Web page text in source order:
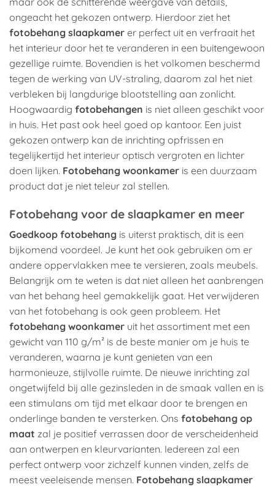
ongeacht het gekozen ontwerp. Hierdoor ziet het
fotobehang slaapkamer er perfect uit en verfraait het
het interieur door het te veranderen in een buitengewoon
gezellige ruimte. Bovendien is het volkomen beschermd
tegen de werking van UV-straling, daarom zal het niet
verbleken bij langdurige blootstelling aan zonlicht.
Hoogwaardig fotobehangen is niet alleen geschikt voor
in huis. Het past ook heel goed op kantoor. Een juist
gekozen ontwerp kan de inrichting opfrissen en
tegelijkertijd het interieur optisch vergroten en lichter
doen lijken. Fotobehang woonkamer is een duurzaam
product dat je niet teleur zal stellen.
Fotobehang voor de slaapkamer en meer
Goedkoop fotobehang is uiterst praktisch, dit is een
bijkomend voordeel. Je kunt het ook gebruiken om er
andere oppervlakken mee te versieren, zoals meubels.
Belangrijk om te weten is dat niet alleen het aanbrengen
van het behang heel gemakkelijk gaat. Het verwijderen
van het fotobehang is ook geen probleem. Het
fotobehang woonkamer uit het assortiment met een
gewicht van 110 g/m² is de beste manier om je huis te
veranderen, waarna je kunt genieten van een
harmonieuze, stijlvolle ruimte. De nieuwe inrichting zal
ongetwijfeld bij alle gezinsleden in de smaak vallen en is
een stimulans om tijd met elkaar door te brengen en
onderlinge banden te versterken. Ons fotobehang op
maat zal je positief verrassen door de verscheidenheid
aan ontwerpen en kleurvarianten. Iedereen zal een
perfect ontwerp voor zichzelf kunnen vinden, zelfs de
meest veeleisende mensen. Fotobehang slaapkamer